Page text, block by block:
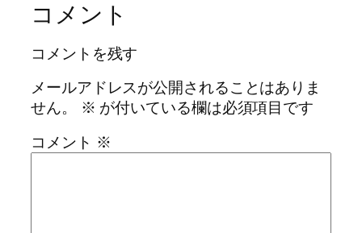
コメント
コメントを残す
メールアドレスが公開されることはありま
せん。
※ が付いている欄は必須項目です
コメント ※